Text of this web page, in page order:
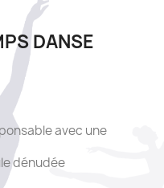
DANSE
avec une
dénudée